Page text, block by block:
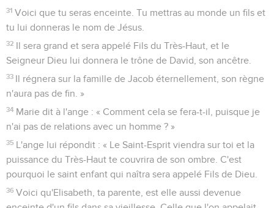
31 Voici que tu seras enceinte. Tu mettras au monde un fils et
tu lui donneras le nom de Jésus.
32 Il sera grand et sera appelé Fils du Très-Haut, et le
Seigneur Dieu lui donnera le trône de David, son ancêtre.
33 Il régnera sur la famille de Jacob éternellement, son règne
n'aura pas de fin. »
34 Marie dit à l'ange : « Comment cela se fera-t-il, puisque je
n'ai pas de relations avec un homme ? »
35 L'ange lui répondit : « Le Saint-Esprit viendra sur toi et la
puissance du Très-Haut te couvrira de son ombre. C'est
pourquoi le saint enfant qui naîtra sera appelé Fils de Dieu.
36 Voici qu'Elisabeth, ta parente, est elle aussi devenue